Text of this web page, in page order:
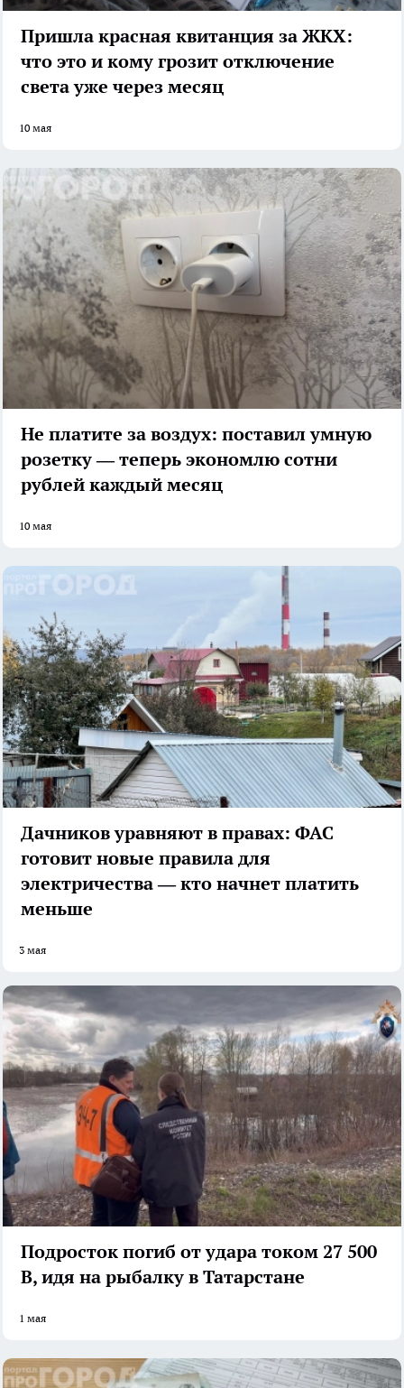
Пришла красная квитанция за ЖКХ:
что это и кому грозит отключение
света уже через месяц
10 мая
Не платите за воздух: поставил умную
розетку — теперь экономлю сотни
рублей каждый месяц
10 мая
Дачников уравняют в правах: ФАС
готовит новые правила для
электричества — кто начнет платить
меньше
3 мая
Подросток погиб от удара током 27 500
В, идя на рыбалку в Татарстане
1 мая